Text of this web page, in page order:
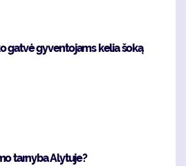
gatvė gyventojams kelia šoką
tarnyba Alytuje?